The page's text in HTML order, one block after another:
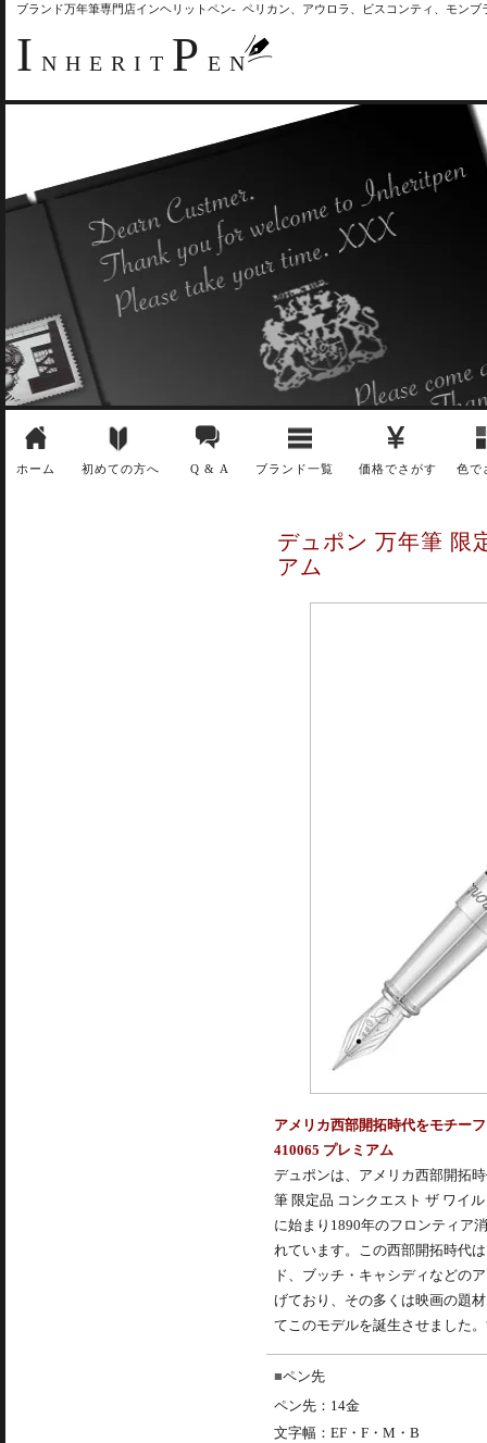
ブランド万年筆専門店インヘリットペン- ペリカン、アウロラ、ビスコンティ、モン
I NHERIT P EN
ホーム 初めての方へ Q & A ブランド一覧 価格でさがす 色で
デュポン 万年筆 限
アム
アメリカ西部開拓時代をモチー
410065 プレミアム
デュポンは、アメリカ西部開拓
筆 限定品 コンクエスト ザ ワイ
に始まり1890年のフロンティア
れています。この西部開拓時代
ド、ブッチ・キャシディなどの
げており、その多くは映画の題
てこのモデルを誕生させました
ペン先
ペン先：14金
文字幅：EF・F・M・B